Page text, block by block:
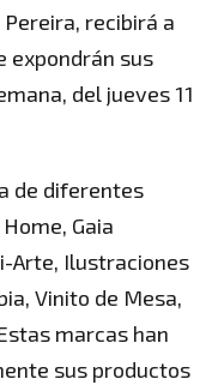
recibirá a
expondrán sus
del jueves 11
de diferentes
Gaia
Arte, Ilustraciones
Vinito de Mesa,
marcas han
sus productos